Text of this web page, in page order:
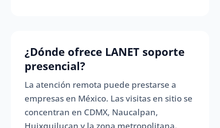
¿Dónde ofrece LANET soporte
presencial?
La atención remota puede prestarse a
empresas en México. Las visitas en sitio se
concentran en CDMX, Naucalpan,